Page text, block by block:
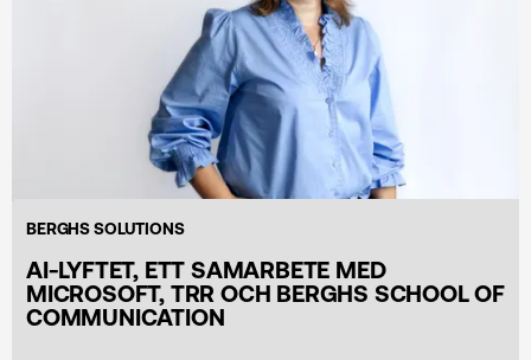
BERGHS SOLUTIONS
AI-LYFTET, ETT SAMARBETE MED
MICROSOFT, TRR OCH BERGHS SCHOOL OF
COMMUNICATION